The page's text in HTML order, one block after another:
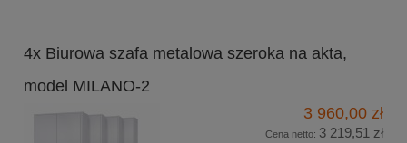
4x Biurowa szafa metalowa szeroka na akta,
model MILANO-2
3 960,00 zł
Cena netto: 3 219,51 zł